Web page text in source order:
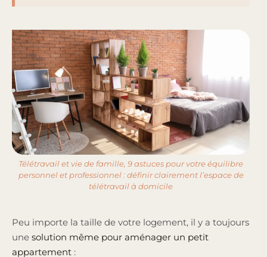
Télétravail et vie de famille, 9 astuces pour votre équilibre
personnel et professionnel : définir clairement l’espace de
télétravail à domicile
Peu importe la taille de votre logement, il y a toujours
une solution même pour aménager un petit
appartement :